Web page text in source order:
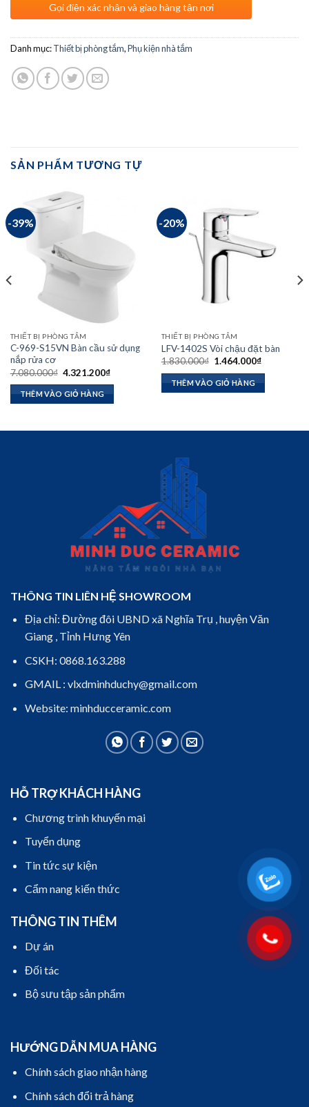
Gọi điện xác nhận và giao hàng tận nơi
Danh mục:Thiết bị phòng tắm,Phụ kiện nhà tắm
SẢN PHẨM TƯƠNG TỰ
-39%
THIẾT BỊ PHÒNG TẮM
C-969-S15VN Bàn cầu sử dụng
nắp rửa cơ
7.080.000₫ Giá
là:
7.080.000₫.
4.321.200₫Giá
4.321.200₫.
THÊM VÀO GIỎ HÀNG
-20%
THIẾT BỊ PHÒNG TẮM
LFV-1402S Vòi chậu đặt bàn
1.830.000₫ Giá
là:
1.830.000₫.
1.464.000₫Giá
THÊM VÀO GIỎ HÀNG
THÔNG TIN LIÊN HỆ SHOWROOM
Địa chỉ: Đường đôi UBND xã Nghĩa Trụ , huyện Văn
Giang , Tỉnh Hưng Yên
CSKH: 0868.163.288
GMAIL : vlxdminhduchy@gmail.com
Website: minhducceramic.com
HỖ TRỢ KHÁCH HÀNG
Chương trình khuyến mại
Tuyển dụng
Tin tức sự kiện
Cẩm nang kiến thức
THÔNG TIN THÊM
Dự án
Đối tác
Bộ sưu tập sản phẩm
HƯỚNG DẪN MUA HÀNG
Chính sách giao nhận hàng
Chính sách đổi trả hàng